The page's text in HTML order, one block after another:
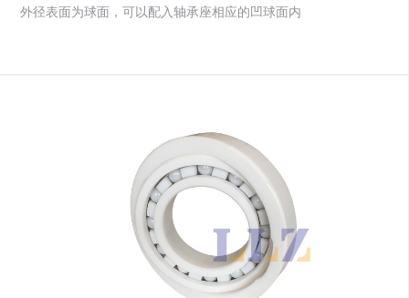
外径表面为球面，可以配入轴承座相应的凹球面内